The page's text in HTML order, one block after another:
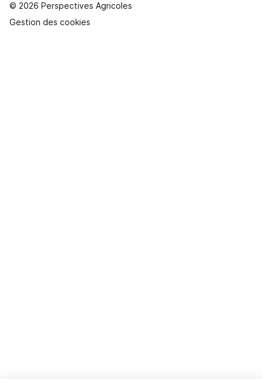
© 2026 Perspectives Agricoles
Gestion des cookies